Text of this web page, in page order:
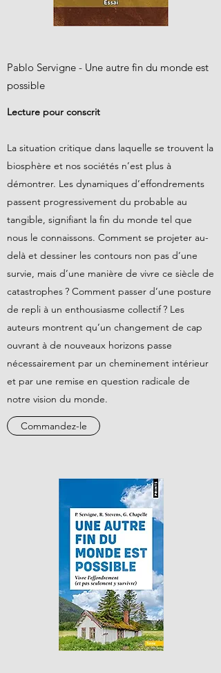
Pablo Servigne - Une autre fin du monde est
possible
Lecture pour conscrit
La situation critique dans laquelle se trouvent la
biosphère et nos sociétés n’est plus à
démontrer. Les dynamiques d’effondrements
passent progressivement du probable au
tangible, signifiant la fin du monde tel que
nous le connaissons. Comment se projeter au-
delà et dessiner les contours non pas d’une
survie, mais d’une manière de vivre ce siècle de
catastrophes ? Comment passer d’une posture
de repli à un enthousiasme collectif ? Les
auteurs montrent qu’un changement de cap
ouvrant à de nouveaux horizons passe
nécessairement par un cheminement intérieur
et par une remise en question radicale de
notre vision du monde.
Commandez-le